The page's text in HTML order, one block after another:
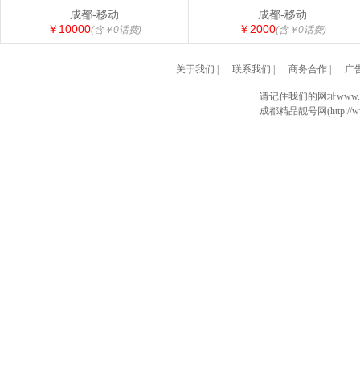
成都-移动
￥10000(含￥0话费)
成都-移动
￥2000(含￥0话费)
关于我们 联系我们 商务合作| 广
请记住我们的网址
成都精品靓号网(http://